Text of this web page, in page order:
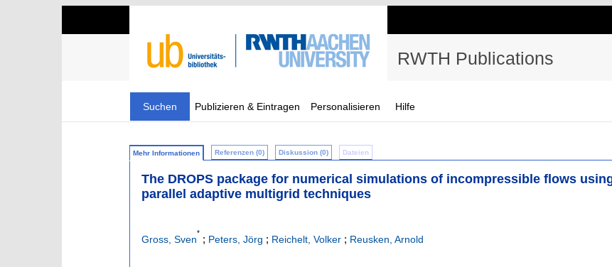
RWTH Publications
Suchen Publizieren & Eintragen Personalisieren Hilfe
Mehr Informationen Referenzen (0) Diskussion (0) Dateien
The DROPS package for numerical simulations of incompressible flows
parallel adaptive multigrid techniques
Gross, Sven
*
; Peters, Jörg ; Reichelt, Volker ; Reusken, Arnold